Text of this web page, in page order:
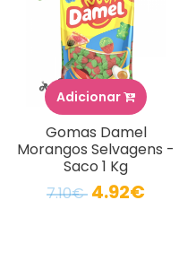
Adicionar
Gomas Damel
Morangos Selvagens -
Saco 1 Kg
7.10€ 4.92€